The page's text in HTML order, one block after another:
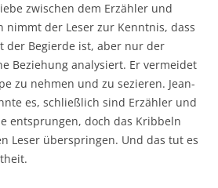
zwischen dem Erzähler und
nimmt der Leser zur Kenntnis, dass
der Begierde ist, aber nur der
Beziehung analysiert. Er vermeidet
zu nehmen und zu sezieren. Jean-
es, schließlich sind Erzähler und
entsprungen, doch das Kribbeln
Leser überspringen. Und das tut es